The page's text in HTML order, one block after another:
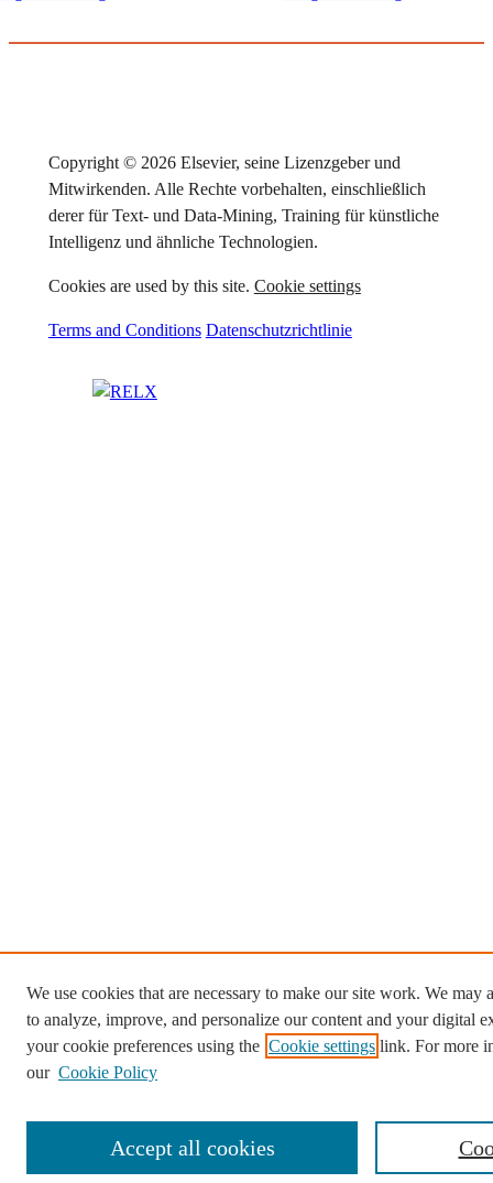
Copyright © 2026 Elsevier, seine Lizenzgeber und
Mitwirkenden. Alle Rechte vorbehalten, einschließlich
derer für Text- und Data-Mining, Training für künstliche
Intelligenz und ähnliche Technologien.
Cookies are used by this site. Cookie settings
Terms and Conditions Datenschutzrichtlinie
We use cookies that are necessary to make our site work. We may
to analyze, improve, and personalize our content and your digital
your cookie preferences using the Cookie settings link. For more
our Cookie Policy
Accept all cookies